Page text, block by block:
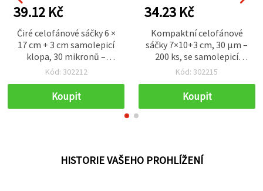
39.12 Kč
Čiré celofánové sáčky 6 ×
17 cm + 3 cm samolepicí
klopa, 30 mikronů –
balení 200 ks
Kód: 302212
Koupit
34.23 Kč
Kompaktní celofánové
sáčky 7×10+3 cm, 30 µm –
200 ks, se samolepicí
klopou
Kód: 302215
Koupit
HISTORIE VAŠEHO PROHLÍŽENÍ